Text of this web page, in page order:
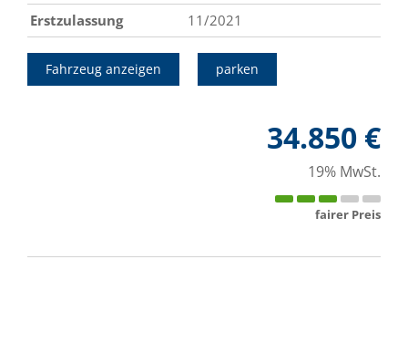
Erstzulassung
11/2021
Fahrzeug anzeigen parken
34.850 €
19% MwSt.
fairer Preis